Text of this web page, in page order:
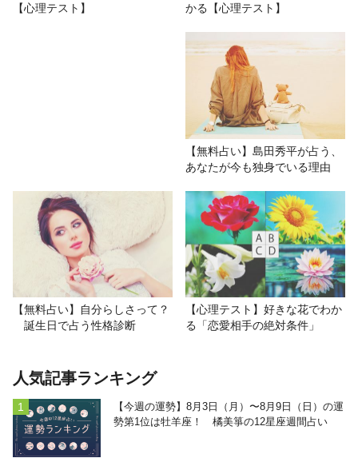
【心理テスト】
かる【心理テスト】
【無料占い】島田秀平が占う、
あなたが今も独身でいる理由
【無料占い】自分らしさって？
誕生日で占う性格診断
【心理テスト】好きな花でわか
る「恋愛相手の絶対条件」
人気記事ランキング
【今週の運勢】8月3日（月）〜8月9日（日）の運
勢第1位は牡羊座！ 橘美箏の12星座週間占い